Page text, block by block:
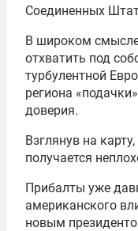
Соединенных
В широком
отхватить под
турбулентной
региона
доверия.
Взглянув на
получается
Прибалты уже
американского
новым